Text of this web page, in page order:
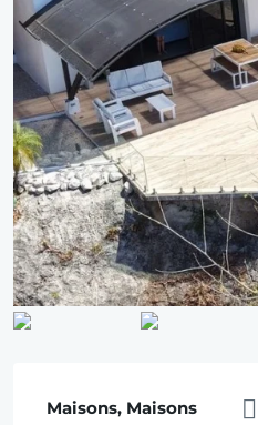
Maisons, Maisons